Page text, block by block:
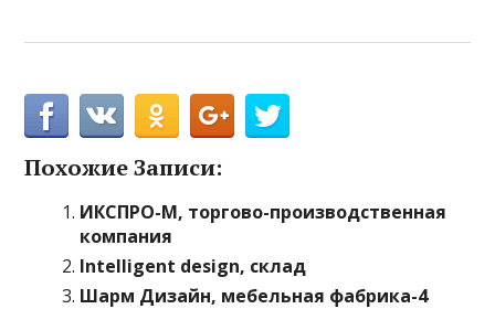
Похожие Записи:
ИКСПРО-М, торгово-производственная
компания
Intelligent design, склад
Шарм Дизайн, мебельная фабрика-4